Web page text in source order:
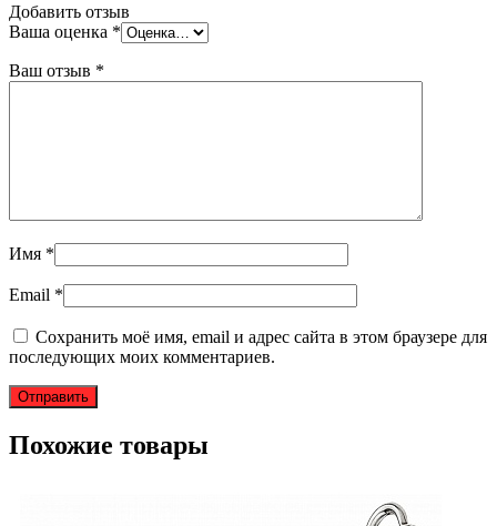
Добавить отзыв
Ваша оценка *
Ваш отзыв *
Имя *
Email *
Сохранить моё имя, email и адрес сайта в этом браузере для
последующих моих комментариев.
Похожие товары